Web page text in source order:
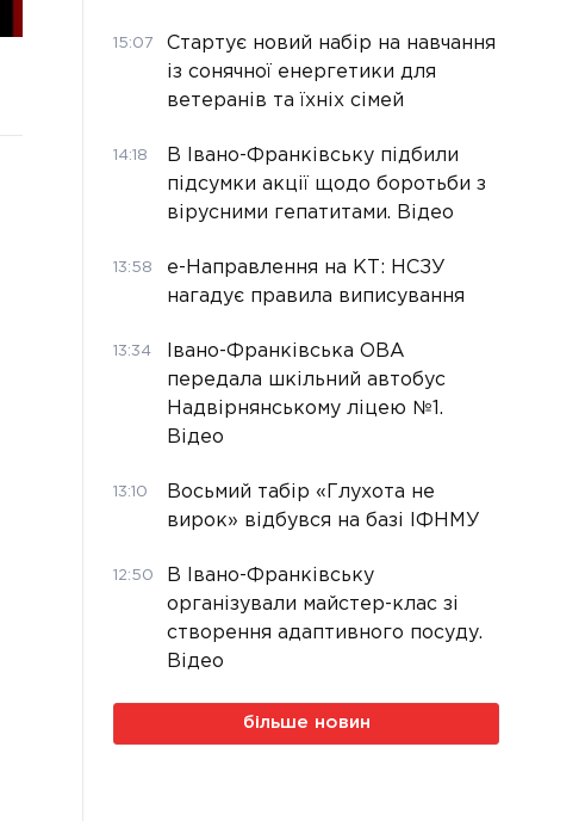
15:07
Стартує новий набір на навчання
із сонячної енергетики для
ветеранів та їхніх сімей
14:18
В Івано-Франківську підбили
підсумки акції щодо боротьби з
вірусними гепатитами. Відео
13:58
е-Направлення на КТ: НСЗУ
нагадує правила виписування
13:34
Івано-Франківська ОВА
передала шкільний автобус
Надвірнянському ліцею №1.
Відео
13:10
Восьмий табір «Глухота не
вирок» відбувся на базі ІФНМУ
12:50
В Івано-Франківську
організували майстер-клас зі
створення адаптивного посуду.
Відео
більше новин